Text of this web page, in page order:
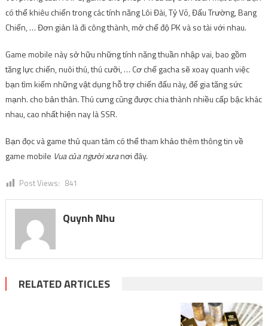
có thể khiêu chiến trong các tính năng Lôi Đài, Tỷ Võ, Đấu Trường, Bang
Chiến, … Đơn giản là đi công thành, mở chế độ PK và so tài với nhau.
Game mobile này sở hữu những tính năng thuần nhập vai, bao gồm
tăng lực chiến, nuôi thú, thú cưỡi, … Cơ chế gacha sẽ xoay quanh việc
bạn tìm kiếm những vật dụng hỗ trợ chiến đấu này, để gia tăng sức
mạnh. cho bản thân. Thú cưng cũng được chia thành nhiều cấp bậc khác
nhau, cao nhất hiện nay là SSR.
Bạn đọc và game thủ quan tâm có thể tham khảo thêm thông tin về
game mobile Vua của người xưanơi đây.
Post Views: 841
Quynh Nhu
RELATED ARTICLES